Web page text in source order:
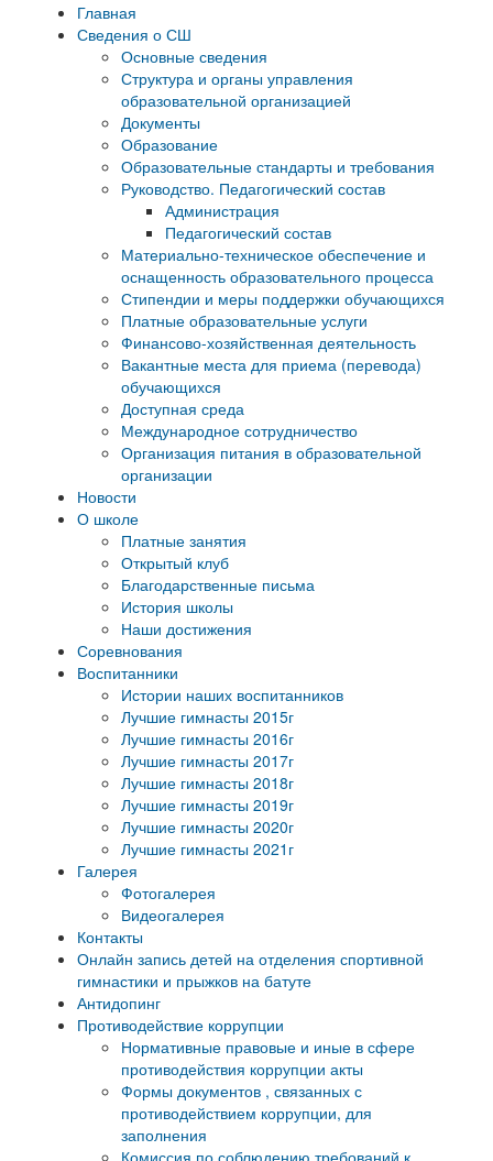
Главная
Сведения о СШ
Основные сведения
Структура и органы управления
образовательной организацией
Документы
Образование
Образовательные стандарты и требования
Руководство. Педагогический состав
Администрация
Педагогический состав
Материально-техническое обеспечение и
оснащенность образовательного процесса
Стипендии и меры поддержки обучающихся
Платные образовательные услуги
Финансово-хозяйственная деятельность
Вакантные места для приема (перевода)
обучающихся
Доступная среда
Международное сотрудничество
Организация питания в образовательной
организации
Новости
О школе
Платные занятия
Открытый клуб
Благодарственные письма
История школы
Наши достижения
Соревнования
Воспитанники
Истории наших воспитанников
Лучшие гимнасты 2015г
Лучшие гимнасты 2016г
Лучшие гимнасты 2017г
Лучшие гимнасты 2018г
Лучшие гимнасты 2019г
Лучшие гимнасты 2020г
Лучшие гимнасты 2021г
Галерея
Фотогалерея
Видеогалерея
Контакты
Онлайн запись детей на отделения спортивной
гимнастики и прыжков на батуте
Антидопинг
Противодействие коррупции
Нормативные правовые и иные в сфере
противодействия коррупции акты
Формы документов , связанных с
противодействием коррупции, для
заполнения
Комиссия по соблюдению требований к